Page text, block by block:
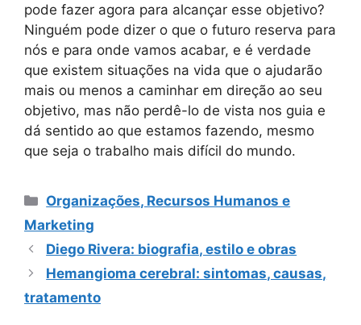
pode fazer agora para alcançar esse objetivo?
Ninguém pode dizer o que o futuro reserva para
nós e para onde vamos acabar, e é verdade
que existem situações na vida que o ajudarão
mais ou menos a caminhar em direção ao seu
objetivo, mas não perdê-lo de vista nos guia e
dá sentido ao que estamos fazendo, mesmo
que seja o trabalho mais difícil do mundo.
Categorias
Organizações, Recursos Humanos e
Marketing
Diego Rivera: biografia, estilo e obras
Hemangioma cerebral: sintomas, causas,
tratamento